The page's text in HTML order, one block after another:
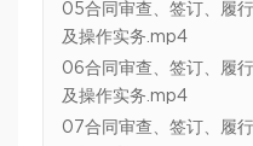
05合同审查、签订、履
及操作实务.mp4
06合同审查、签订、履
及操作实务.mp4
07合同审查、签订、履